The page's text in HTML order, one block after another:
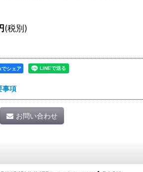
(税別)
シェア
事項
お問い合わせ